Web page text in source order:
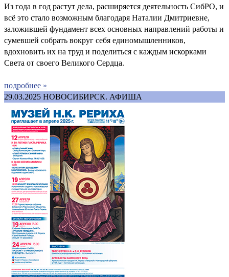
Из года в год растут дела, расширяется деятельность СибРО, и
всё это стало возможным благодаря Наталии Дмитриевне,
заложившей фундамент всех основных направлений работы и
сумевшей собрать вокруг себя единомышленников,
вдохновить их на труд и поделиться с каждым искорками
Света от своего Великого Сердца.
подробнее »
29.03.2025 НОВОСИБИРСК. АФИША